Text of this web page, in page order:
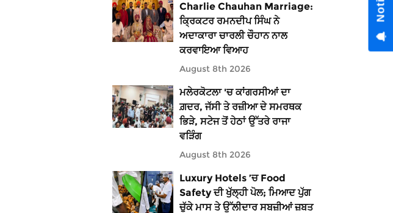
Charlie Chauhan Marriage:
ਕ੍ਰਿਕਟਰ ਰਮਨਦੀਪ ਸਿੰਘ ਨੇ
ਅਦਾਕਾਰਾ ਚਾਰਲੀ ਚੌਹਾਨ ਨਾਲ
ਕਰਵਾਇਆ ਵਿਆਹ
August 8th 2026
ਮਲੇਰਕੋਟਲਾ 'ਚ ਕਾਂਗਰਸੀਆਂ ਦਾ
ਗ਼ਦਰ, ਜੱਸੀ ਤੇ ਰਜ਼ੀਆ ਦੇ ਸਮਰਥਕ
ਭਿੜੇ, ਸਟੇਜ ਤੋਂ ਹੇਠਾਂ ਉੱਤਰੇ ਰਾਜਾ
ਵੜਿੰਗ
August 8th 2026
Luxury Hotels ’ਚ Food
Safety ਦੀ ਖੁੱਲ੍ਹੀ ਪੋਲ; ਮਿਆਦ ਪੁੱਗ
ਚੁੱਕੇ ਮਾਸ ਤੇ ਉੱਲੀਦਾਰ ਸਬਜ਼ੀਆਂ ਜ਼ਬਤ